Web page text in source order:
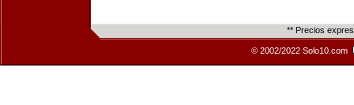
** Precios
© 2002/2022 Solo10.com